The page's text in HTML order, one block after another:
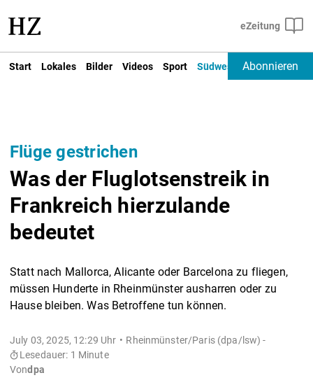
Start Lokales Bilder Videos Sport Südwest Deutschland
Abonnieren
Flüge gestrichen
Was der Fluglotsenstreik in
Frankreich hierzulande
bedeutet
Statt nach Mallorca, Alicante oder Barcelona zu fliegen,
müssen Hunderte in Rheinmünster ausharren oder zu
Hause bleiben. Was Betroffene tun können.
July 03, 2025, 12:29 Uhr
Rheinmünster/Paris (dpa/lsw) -
Lesedauer: 1 Minute
Vondpa